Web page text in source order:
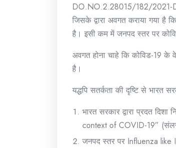
DO.NO.2.28015/182/2021-
जिसके द्वारा अवगत कराया गया है
है। इसी कम में जनपद स्तर पर
अवगत होना चाहे कि कोविड-19 के
है।
यद्धपि सतर्कता की दृष्टि से भारत
भारत सरकार द्वारा प्रदत
context of COVID-19”
जनपद स्तर पर Influenza like